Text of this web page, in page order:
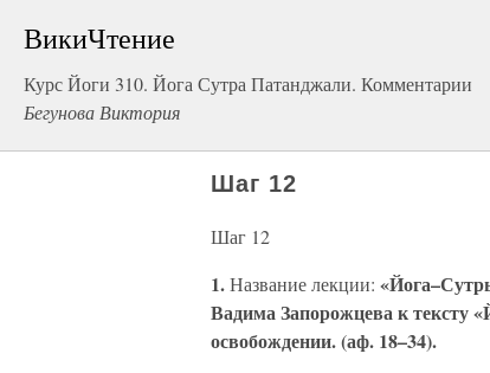
ВикиЧтение
Курс Йоги 310. Йога Сутра Патанджали. Комментарии
Бегунова Виктория
Шаг 12
Шаг 12
1.Название лекции:
Вадима Запорожцева к тексту
освобождении. (аф. 18–34).